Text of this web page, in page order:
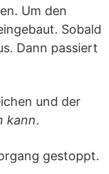
Um den
Sobald
Dann passiert
und der
kann.
gestoppt.